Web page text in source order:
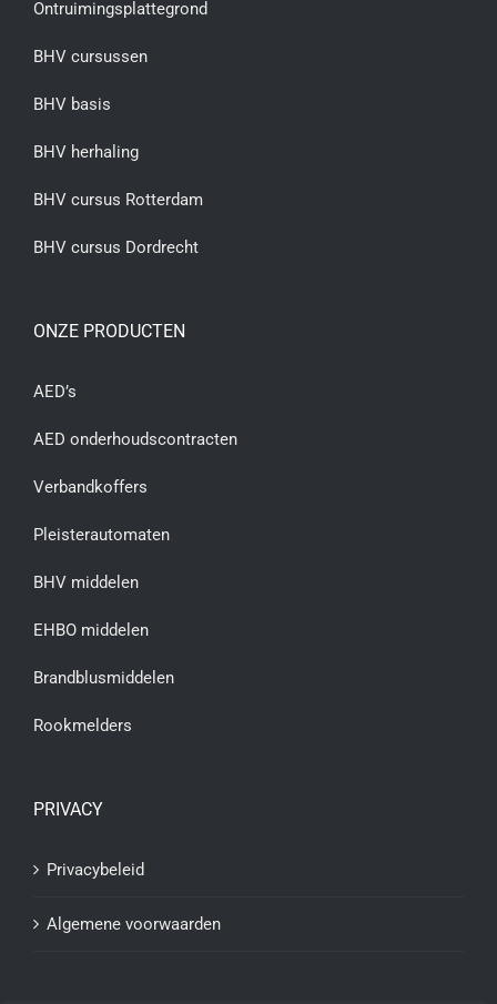
Ontruimingsplattegrond
BHV cursussen
BHV basis
BHV herhaling
BHV cursus Rotterdam
BHV cursus Dordrecht
ONZE PRODUCTEN
AED’s
AED onderhoudscontracten
Verbandkoffers
Pleisterautomaten
BHV middelen
EHBO middelen
Brandblusmiddelen
Rookmelders
PRIVACY
Privacybeleid
Algemene voorwaarden